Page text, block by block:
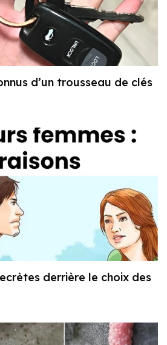
d’un trousseau de clés
derrière le choix des